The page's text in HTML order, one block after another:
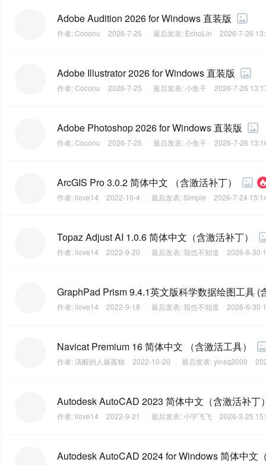
Adobe Audition 2026 for Windows 直装版
作者:Coconu 2026-7-25 最后发表: EchoLin 2026-7-26
Adobe Illustrator 2026 for Windows 直装版
作者:Coconu 2026-7-25 最后发表:小鱼干 2026-7-26
Adobe Photoshop 2026 for Windows 直装版
作者:Coconu 2026-7-25 最后发表:小鱼干 2026-7-26
ArcGIS Pro 3.0.2 简体中文 （含激活补丁）
作者:ilove14 2022-10-4 最后发表:Simple 2026-7-24
Topaz Adjust AI 1.0.6 简体中文（含激活补丁）
作者:ilove14 2022-9-20 最后发表:我也不知道 2026-6-30
GraphPad Prism 9.4.1英文版科学数据绘图工具 (
作者:ilove14 2022-9-18 最后发表:我也不知道 2026-6-30
Navicat Premium 16 简体中文 （含激活工具）
作者:清醒的人最孤独 2022-10-20 最后发表:yinsq2000
Autodesk AutoCAD 2023 简体中文（含激活补丁
作者:ilove14 2022-9-21 最后发表:小宇飞飞 2026-3-25
Autodesk AutoCAD 2024 for Windows 简体中文